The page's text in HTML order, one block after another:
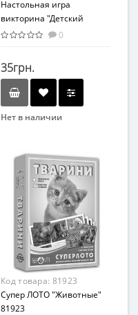
Настольная игра
викторина "Детский
крокодил" рус. CROC-01-01
0
35грн.
Нет в наличии
Возраст
От 5-ти лет
Жанр
Викторина
Материал
Картон
Код товара: 81923
Супер ЛОТО "Животные"
81923